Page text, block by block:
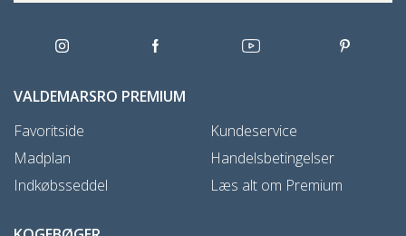
VALDEMARSRO PREMIUM
Favoritside
Madplan
Indkøbsseddel
Kundeservice
Handelsbetingelser
Læs alt om Premium